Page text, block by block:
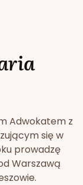
Adwokatem z
się w
prowadzę
Warszawą